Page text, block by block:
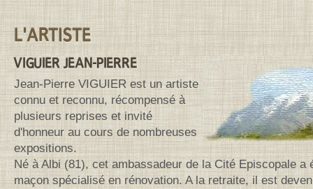
Contenu de la barre latérale
L'ARTISTE
VIGUIER JEAN-PIERRE
Jean-Pierre VIGUIER est un artiste
connu et reconnu, récompensé à
plusieurs reprises et invité
d'honneur au cours de nombreuses
expositions.
Né à Albi (81), cet ambassadeur de la Cité Episcopale a
maçon spécialisé en rénovation. A la retraite, il est